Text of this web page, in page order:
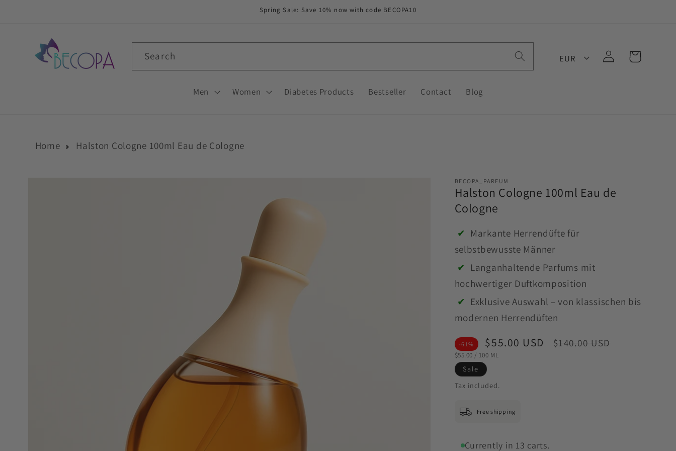
Spring Sale: Save 10% now with code BECOPA10
Men Women Diabetes Products Bestseller Contact Blog
Search EUR
Log
in
Cart
Home Halston Cologne 100ml Eau de Cologne
BECOPA_PARFUM
Halston Cologne 100ml Eau de
Cologne
✔ Markante Herrendüfte für
selbstbewusste Männer
✔ Langanhaltende Parfums mit
hochwertiger Duftkomposition
✔ Exklusive Auswahl – von klassischen bis
modernen Herrendüften
-61%
Sale
price
$55.00 USD
Regular
$140.00 USD
STÜCKPREIS
$55.00 / PRO
100 ML
Sale
Tax included.
Free shipping
Currently in 13 carts.